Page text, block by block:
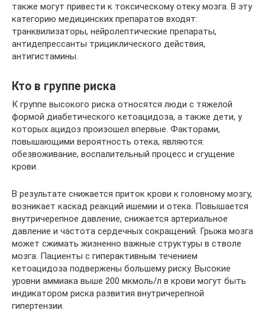
также могут привести к токсическому отеку мозга. В эту
категорию медицинских препаратов входят:
транквилизаторы, нейролептические препараты,
антидепрессанты трициклического действия,
антигистамины.
Кто в группе риска
К группе высокого риска относятся люди с тяжелой
формой диабетического кетоацидоза, а также дети, у
которых ацидоз произошел впервые. Факторами,
повышающими вероятность отека, являются:
обезвоживание, воспалительный процесс и сгущение
крови.
В результате снижается приток крови к головному мозгу,
возникает каскад реакций ишемии и отека. Повышается
внутричерепное давление, снижается артериальное
давление и частота сердечных сокращений. Грыжа мозга
может сжимать жизненно важные структуры в стволе
мозга. Пациенты с гиперактивным течением
кетоацидоза подвержены большему риску. Высокие
уровни аммиака выше 200 мкмоль/л в крови могут быть
индикатором риска развития внутричерепной
гипертензии.